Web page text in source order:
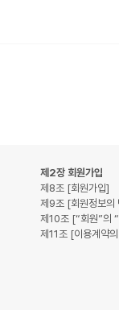
제2장 회원가입
제8조 [회원가입]
제9조 [회원정보의
제10조 [“회원”의
제11조 [이용계약